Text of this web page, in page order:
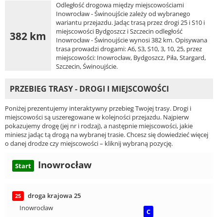
382 km
Odległość drogowa między miejscowościami
Inowrocław - Świnoujście zależy od wybranego
wariantu przejazdu. Jadąc trasą przez drogi 25 i S10 i
miejscowości Bydgoszcz i Szczecin odległość
Inowrocław - Świnoujście wynosi 382 km. Opisywana
trasa prowadzi drogami: A6, S3, S10, 3, 10, 25, przez
miejscowości: Inowrocław, Bydgoszcz, Piła, Stargard,
Szczecin, Świnoujście.
PRZEBIEG TRASY - DROGI I MIEJSCOWOŚCI
Poniżej prezentujemy interaktywny przebieg Twojej trasy. Drogi i
miejscowości są uszeregowane w kolejności przejazdu. Najpierw
pokazujemy drogę (jej nr i rodzaj), a następnie miejscowości, jakie
miniesz jadąc tą drogą na wybranej trasie. Chcesz się dowiedzieć więcej
o danej drodze czy miejscowości – kliknij wybraną pozycję.
Start Inowrocław
25
droga krajowa 25
Inowrocław
C